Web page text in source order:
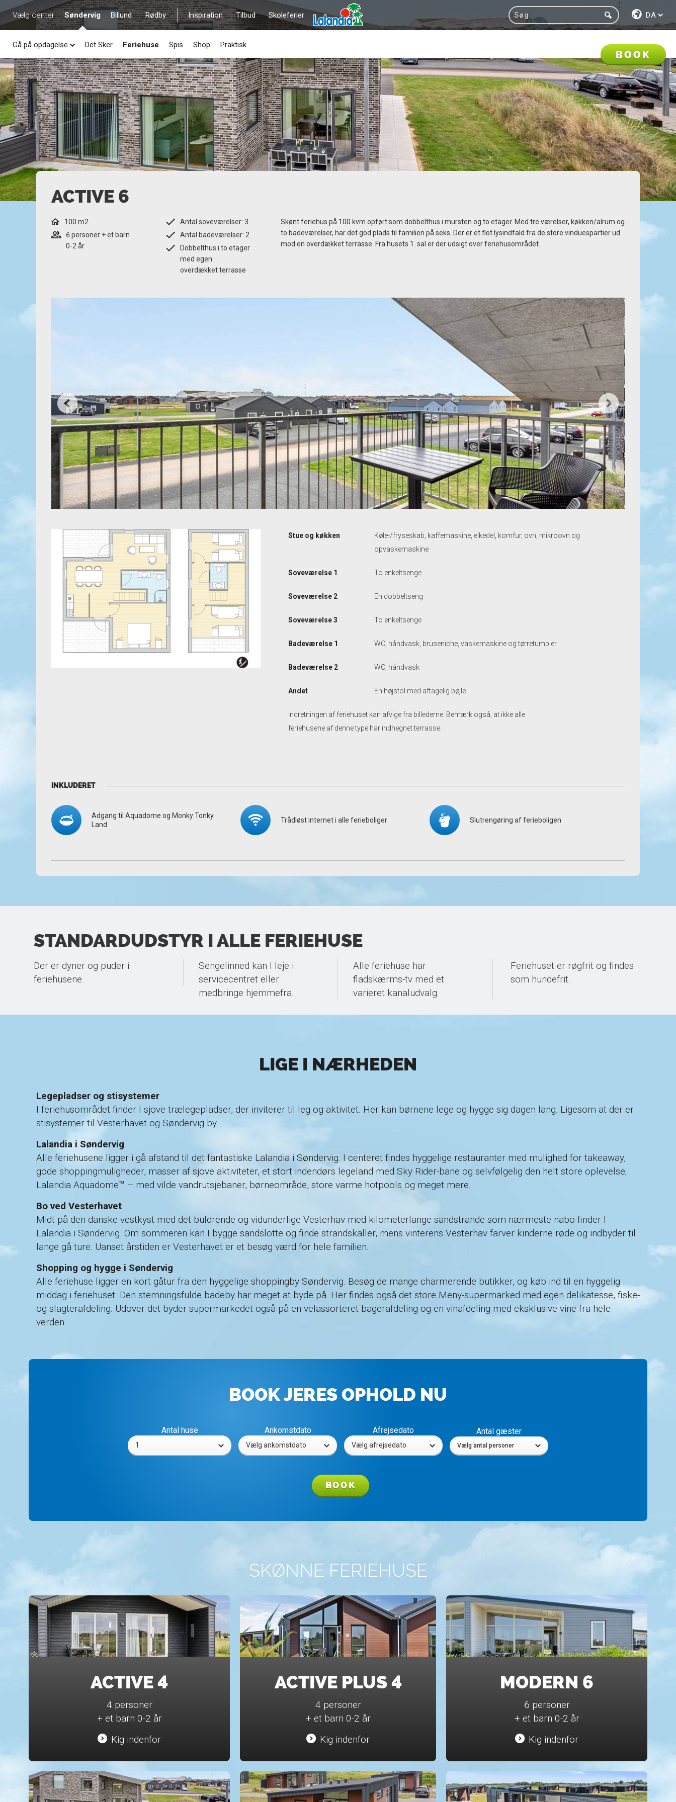
Vælg center Søndervig
Gå på opdagelse Det Sker Feriehuse Spis Shop Praktisk
BOOK
Billund Rødby Inspiration Tilbud Skoleferier DA
ACTIVE 6
100 m2
6 personer + et barn
0-2 år
Antal soveværelser: 3
Antal badeværelser: 2
Dobbelthus i to etager
med egen
overdækket terrasse
Skønt feriehus på 100 kvm opført som dobbelthus i mursten og to etager. Med tre værelser, køkken/alrum og
to badeværelser, har det god plads til familien på seks. Der er et flot lysindfald fra de store vinduespartier ud
mod en overdækket terrasse. Fra husets 1. sal er der udsigt over feriehusområdet.
Stue og køkken
Køle-/fryseskab, kaffemaskine, elkedel, komfur, ovn, mikroovn og
opvaskemaskine
Soveværelse 1 To enkeltsenge
Soveværelse 2 En dobbeltseng
Soveværelse 3 To enkeltsenge
Badeværelse 1 WC, håndvask, bruseniche, vaskemaskine og tørretumbler
Badeværelse 2 WC, håndvask
Andet En højstol med aftagelig bøjle
Indretningen af feriehuset kan afvige fra billederne. Bemærk også, at ikke alle
feriehusene af denne type har indhegnet terrasse.
INKLUDERET
Adgang til Aquadome og Monky Tonky
Land
Trådløst internet i alle ferieboliger Slutrengøring af ferieboligen
STANDARDUDSTYR I ALLE FERIEHUSE
Der er dyner og puder i
feriehusene.
Sengelinned kan I leje i
servicecentret eller
medbringe hjemmefra.
Alle feriehuse har
fladskærms-tv med et
varieret kanaludvalg.
Feriehuset er røgfrit og findes
som hundefrit.
LIGE I NÆRHEDEN
Legepladser og stisystemer
I feriehusområdet finder I sjove trælegepladser, der inviterer til leg og aktivitet. Her kan børnene lege og hygge sig dagen lang. Ligesom at der er
stisystemer til Vesterhavet og Søndervig by.
Lalandia i Søndervig
Alle feriehusene ligger i gå afstand til det fantastiske Lalandia i Søndervig. I centeret findes hyggelige restauranter med mulighed for takeaway,
gode shoppingmuligheder, masser af sjove aktiviteter, et stort indendørs legeland med Sky Rider-bane og selvfølgelig den helt store oplevelse;
Lalandia Aquadome™ – med vilde vandrutsjebaner, børneområde, store varme hotpools og meget mere.
Bo ved Vesterhavet
Midt på den danske vestkyst med det buldrende og vidunderlige Vesterhav med kilometerlange sandstrande som nærmeste nabo finder I
Lalandia i Søndervig. Om sommeren kan I bygge sandslotte og finde strandskaller, mens vinterens Vesterhav farver kinderne røde og indbyder til
lange gå ture. Uanset årstiden er Vesterhavet er et besøg værd for hele familien.
Shopping og hygge i Søndervig
Alle feriehuse ligger en kort gåtur fra den hyggelige shoppingby Søndervig. Besøg de mange charmerende butikker, og køb ind til en hyggelig
middag i feriehuset. Den stemningsfulde badeby har meget at byde på. Her findes også det store Meny-supermarked med egen delikatesse, fiske-
og slagterafdeling. Udover det byder supermarkedet også på en velassorteret bagerafdeling og en vinafdeling med eksklusive vine fra hele
verden.
BOOK JERES OPHOLD NU
Antal huse
1
Ankomstdato Afrejsedato Antal gæster
Vælg antal personer
BOOK
SKØNNE FERIEHUSE
ACTIVE 4
4 personer
+ et barn 0-2 år
Kig indenfor
ACTIVE PLUS 4
4 personer
+ et barn 0-2 år
Kig indenfor
MODERN 6
6 personer
+ et barn 0-2 år
Kig indenfor